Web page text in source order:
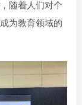
随着人们对个
为教育领域的